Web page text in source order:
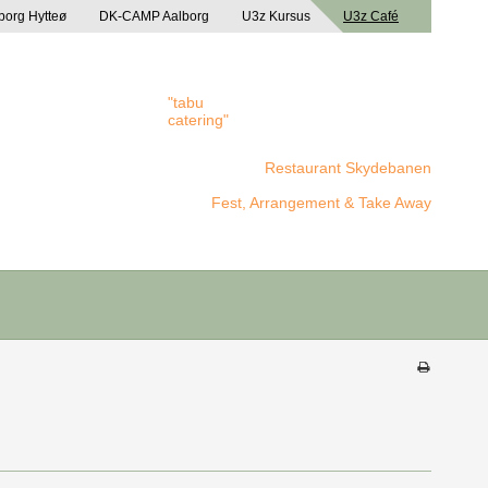
Hytteø DK-CAMP Aalborg U3z Kursus U3z Café
Restaurant Skydebanen
"tabu
catering"
Fest, Arrangement & Take Away